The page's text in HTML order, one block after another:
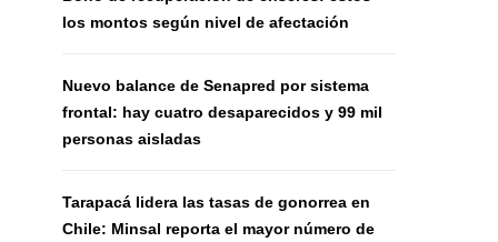
los montos según nivel de afectación
Nuevo balance de Senapred por sistema
frontal: hay cuatro desaparecidos y 99 mil
personas aisladas
Tarapacá lidera las tasas de gonorrea en
Chile: Minsal reporta el mayor número de